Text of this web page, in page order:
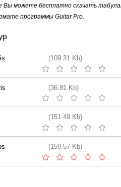
ИСПОЛНИТЕЛЯ
Вы можете бесплатно скачать
программы Guitar Pro.
(109.31 Kb)
(36.81 Kb)
(151.49 Kb)
(159.57 Kb)